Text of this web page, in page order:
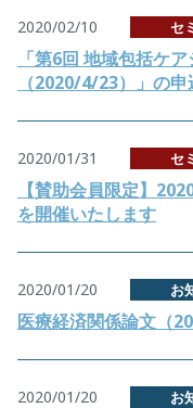
2020/02/10 セ
「第6回 地域包括ケ
（2020/4/23）」の申
2020/01/31 セ
【賛助会員限定】
を開催いたします
2020/01/20 お
医療経済関係論文（
2020/01/20 お